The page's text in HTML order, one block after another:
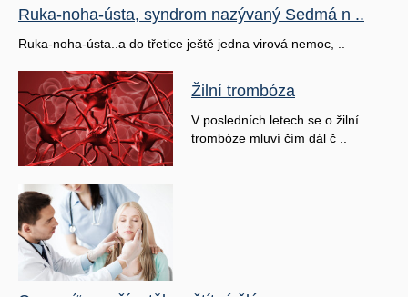
Ruka-noha-ústa, syndrom nazývaný Sedmá n ..
Ruka-noha-ústa..a do třetice ještě jedna virová nemoc, ..
Žilní trombóza
V posledních letech se o žilní
trombóze mluví čím dál č ..